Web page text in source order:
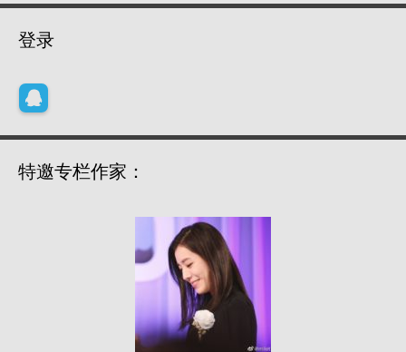
登录
特邀专栏作家：